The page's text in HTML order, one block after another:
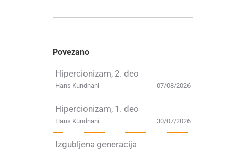
Povezano
Hipercionizam, 2. deo
07/08/2026
Hans Kundnani
Hipercionizam, 1. deo
30/07/2026
Hans Kundnani
Izgubljena generacija